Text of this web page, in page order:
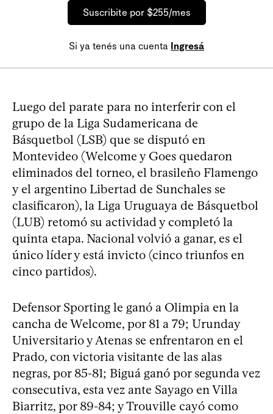
Suscribite por $255/mes
Si ya tenés una cuenta Ingresá
Luego del parate para no interferir con el
grupo de la Liga Sudamericana de
Básquetbol (LSB) que se disputó en
Montevideo (Welcome y Goes quedaron
eliminados del torneo, el brasileño Flamengo
y el argentino Libertad de Sunchales se
clasificaron), la Liga Uruguaya de Básquetbol
(LUB) retomó su actividad y completó la
quinta etapa. Nacional volvió a ganar, es el
único líder y está invicto (cinco triunfos en
cinco partidos).
Defensor Sporting le ganó a Olimpia en la
cancha de Welcome, por 81 a 79; Urunday
Universitario y Atenas se enfrentaron en el
Prado, con victoria visitante de las alas
negras, por 85-81; Biguá ganó por segunda vez
consecutiva, esta vez ante Sayago en Villa
Biarritz, por 89-84; y Trouville cayó como